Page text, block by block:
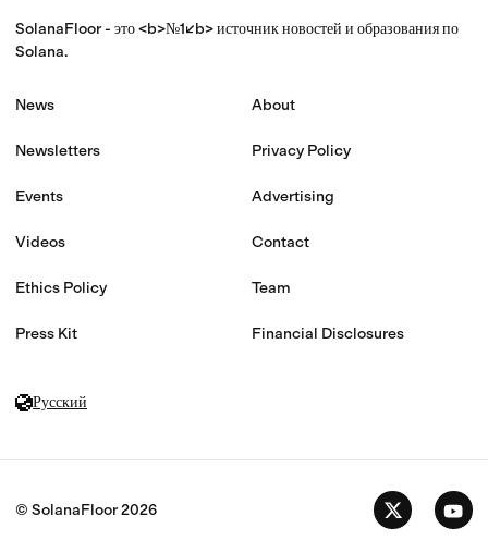
SolanaFloor - это <b>№1</b> источник новостей и образования по
Solana.
News
Newsletters
Events
Videos
Ethics Policy
Press Kit
About
Privacy Policy
Advertising
Contact
Team
Financial Disclosures
Русский
© SolanaFloor2026